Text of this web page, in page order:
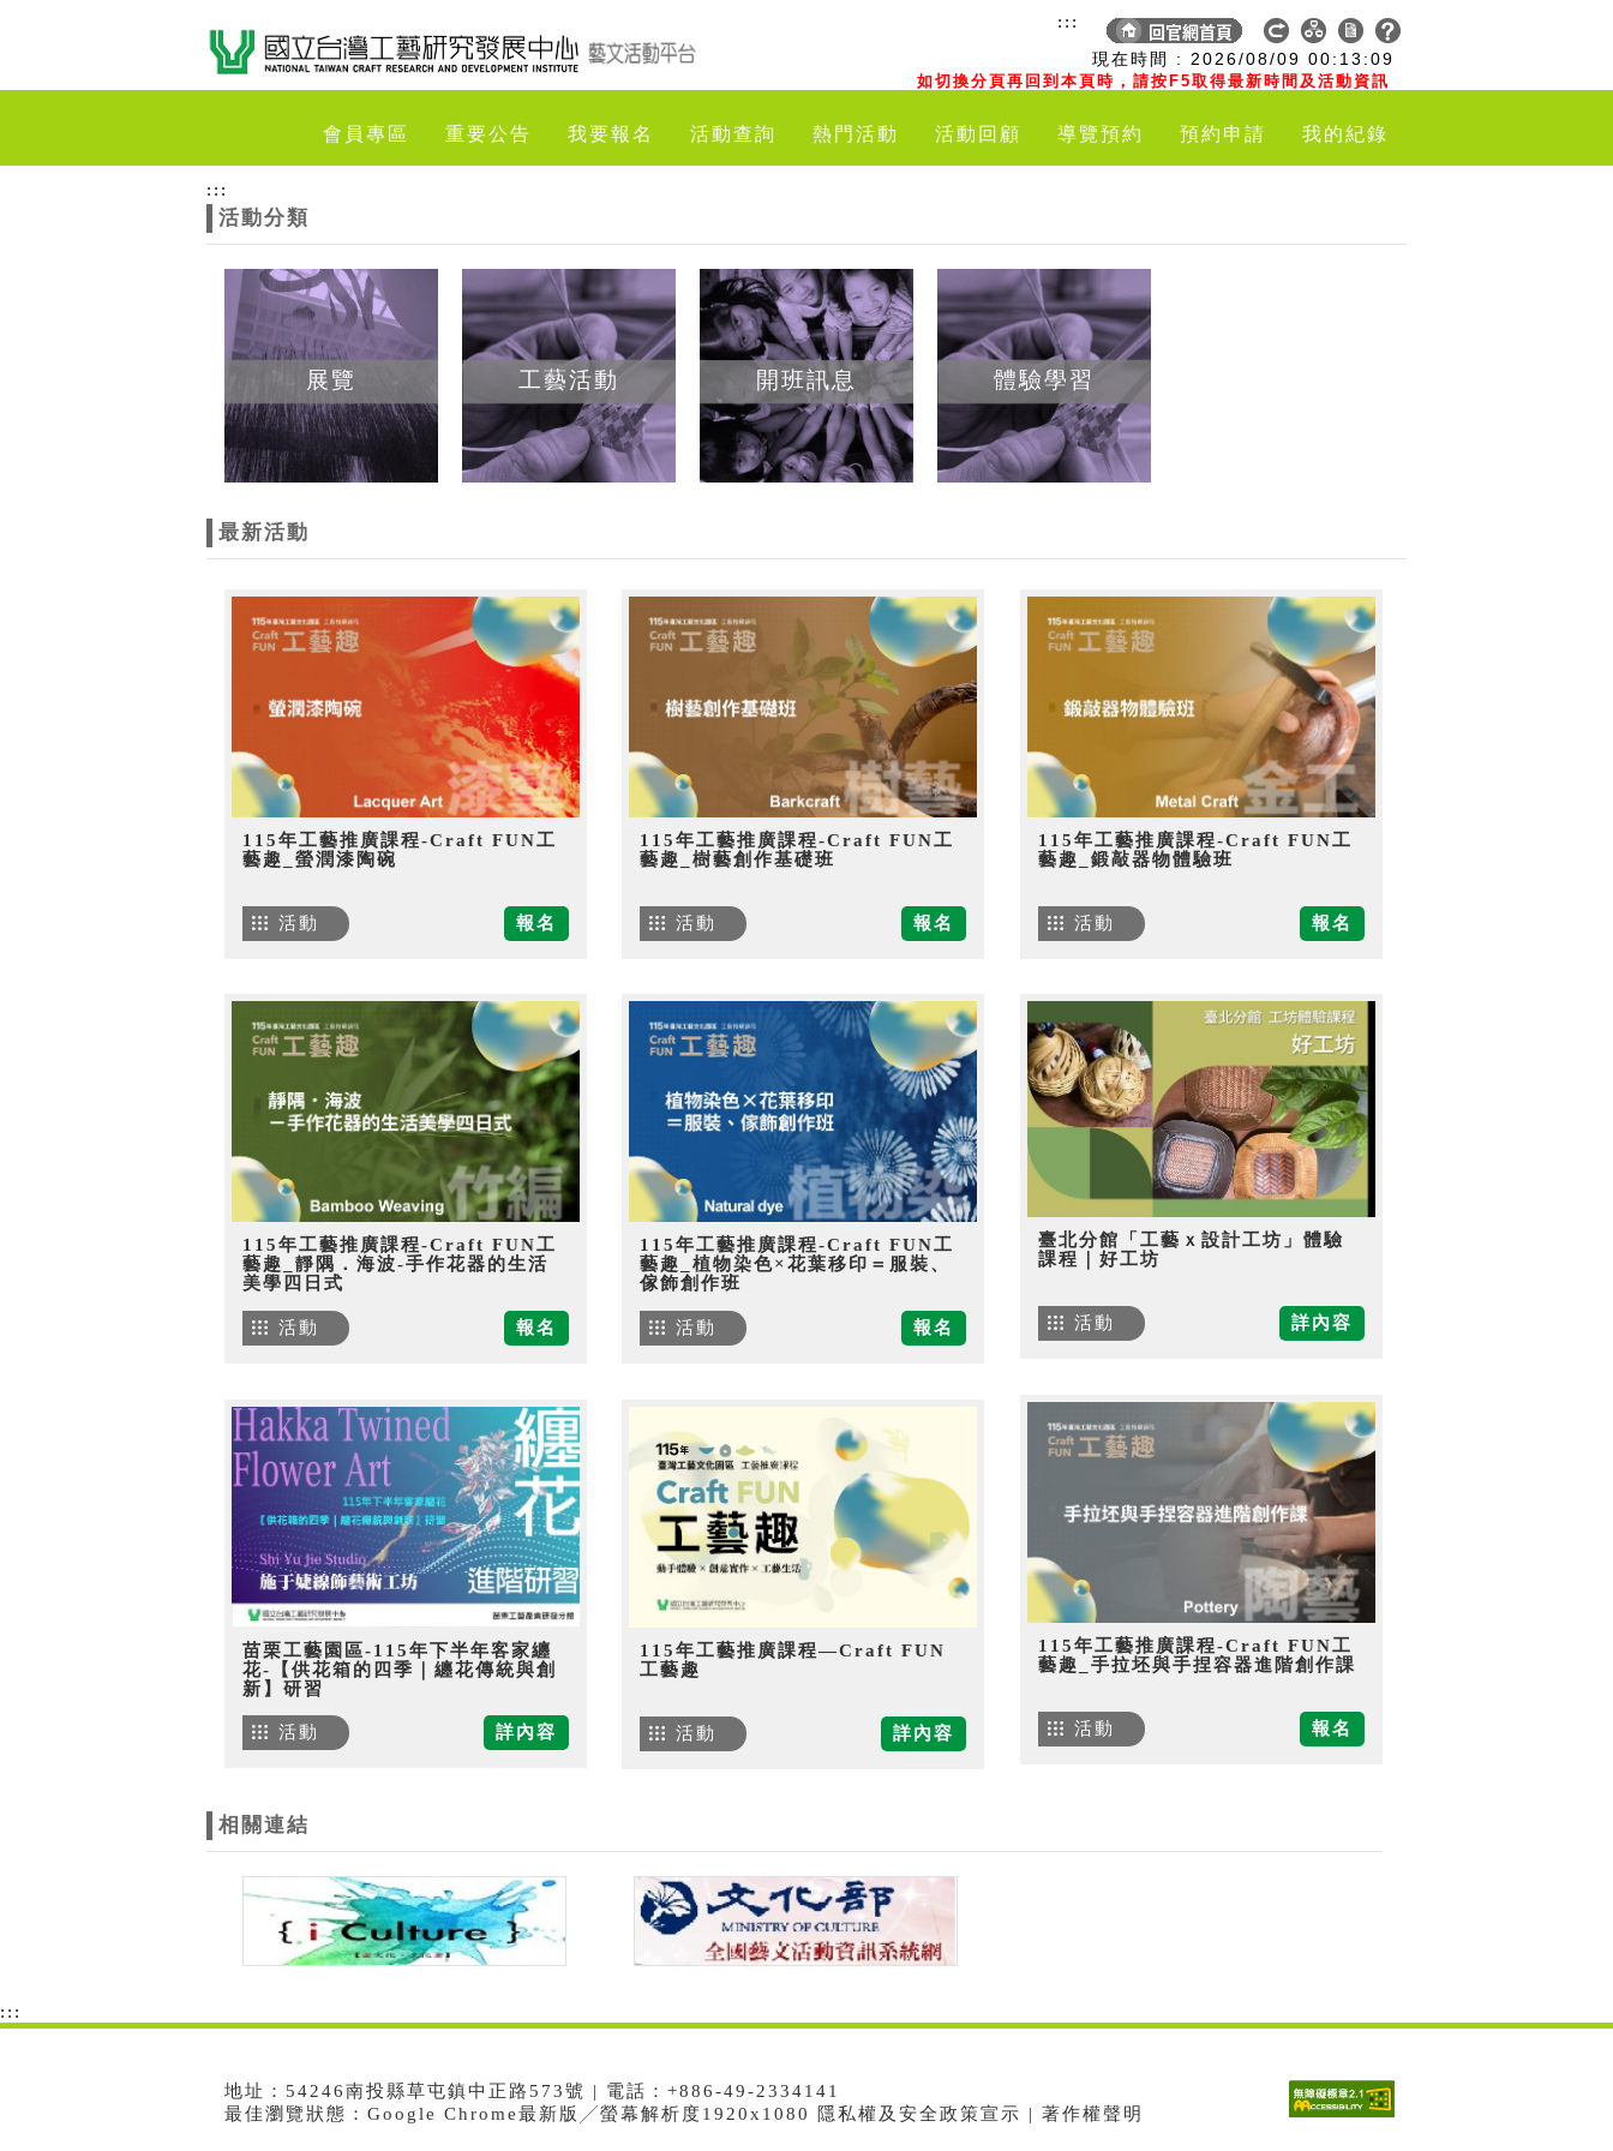
現在時間 : 2026/08/09 00:13:09
如切換分頁再回到本頁時，請按F5取得最新時間及活動資訊
:::
會員專區 重要公告 我要報名 活動查詢 熱門活動 活動回顧 導覽預約 預約申請 我的紀錄
:::
活動分類
展覽 工藝活動 開班訊息 體驗學習
最新活動
115年工藝推廣課程-Craft FUN工
藝趣_螢潤漆陶碗
報名
活動
115年工藝推廣課程-Craft FUN工
藝趣_樹藝創作基礎班
報名
活動
115年工藝推廣課程-Craft FUN工
藝趣_鍛敲器物體驗班
報名
活動
115年工藝推廣課程-Craft FUN工
藝趣_靜隅．海波-手作花器的生活
美學四日式
報名
活動
115年工藝推廣課程-Craft FUN工
藝趣_植物染色×花葉移印＝服裝、
傢飾創作班
報名
活動
臺北分館「工藝ｘ設計工坊」體驗
課程｜好工坊
詳內容
活動
115年工藝推廣課程-Craft FUN工
藝趣_手拉坯與手捏容器進階創作課
報名
活動
苗栗工藝園區-115年下半年客家纏
花-【供花箱的四季｜纏花傳統與創
新】研習
詳內容
活動
115年工藝推廣課程—Craft FUN
工藝趣
詳內容
活動
相關連結
:::
地址：54246南投縣草屯鎮中正路573號 | 電話：+886-49-2334141
最佳瀏覽狀態：Google Chrome最新版╱螢幕解析度1920x1080 隱私權及安全政策宣示 | 著作權聲明